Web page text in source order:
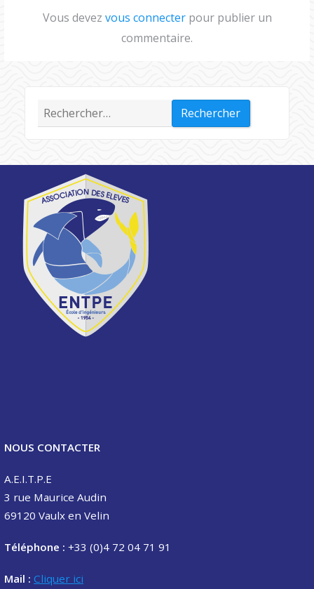
Vous devez vous connecterpour publier un
commentaire.
Rechercher :
NOUS CONTACTER
A.E.I.T.P.E
3 rue Maurice Audin
69120 Vaulx en Velin
Téléphone : +33 (0)4 72 04 71 91
Mail : Cliquer ici